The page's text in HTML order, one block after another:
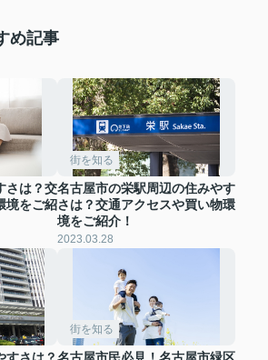
め記事
さは？交
境をご紹
街を知る
名古屋市の栄駅周辺の住みやす
さは？交通アクセスや買い物環
境をご紹介！
2023.03.28
街を知る